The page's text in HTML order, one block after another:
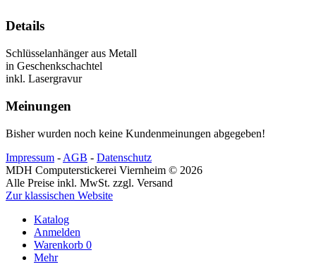
Details
Schlüsselanhänger aus Metall
in Geschenkschachtel
inkl. Lasergravur
Meinungen
Bisher wurden noch keine Kundenmeinungen abgegeben!
Impressum - AGB - Datenschutz
MDH Computerstickerei Viernheim © 2026
Alle Preise inkl. MwSt. zzgl. Versand
Zur klassischen Website
Katalog
Anmelden
Warenkorb 0
Mehr